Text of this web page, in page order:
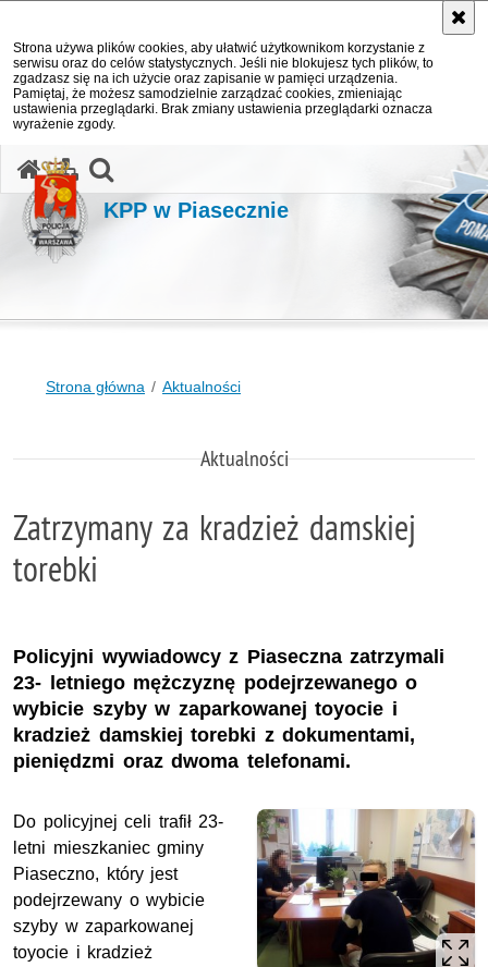
Strona używa plików cookies, aby ułatwić użytkownikom korzystanie z
serwisu oraz do celów statystycznych. Jeśli nie blokujesz tych plików, to
zgadzasz się na ich użycie oraz zapisanie w pamięci urządzenia.
Pamiętaj, że możesz samodzielnie zarządzać cookies, zmieniając
ustawienia przeglądarki. Brak zmiany ustawienia przeglądarki oznacza
wyrażenie zgody.
KPP w Piasecznie
Strona główna Aktualności
Aktualności
Zatrzymany za kradzież damskiej
torebki
Policyjni wywiadowcy z Piaseczna zatrzymali
23- letniego mężczyznę podejrzewanego o
wybicie szyby w zaparkowanej toyocie i
kradzież damskiej torebki z dokumentami,
pieniędzmi oraz dwoma telefonami.
Do policyjnej celi trafił 23-
letni mieszkaniec gminy
Piaseczno, który jest
podejrzewany o wybicie
szyby w zaparkowanej
toyocie i kradzież